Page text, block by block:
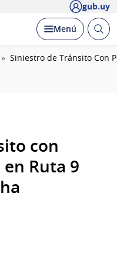
gub.uy
Desplegar
Menú Abrir
Siniestro de Tránsito Con
con
Ruta 9